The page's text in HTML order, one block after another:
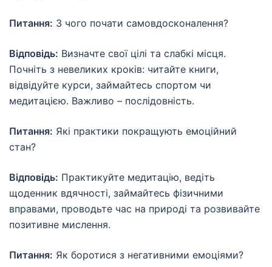
Питання: З чого почати самовдосконалення?
Відповідь: Визначте свої цілі та слабкі місця.
Почніть з невеликих кроків: читайте книги,
відвідуйте курси, займайтесь спортом чи
медитацією. Важливо – послідовність.
Питання: Які практики покращують емоційний
стан?
Відповідь: Практикуйте медитацію, ведіть
щоденник вдячності, займайтесь фізичними
вправами, проводьте час на природі та розвивайте
позитивне мислення.
Питання: Як боротися з негативними емоціями?